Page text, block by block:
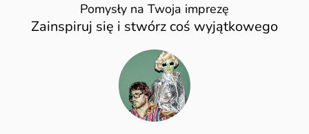
Pomysły na Twoja imprezę
Zainspiruj się i stwórz coś wyjątkowego